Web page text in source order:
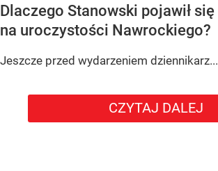
Dlaczego Stanowski pojawił się
na uroczystości Nawrockiego?
Jeszcze przed wydarzeniem dziennikarz...
CZYTAJ DALEJ